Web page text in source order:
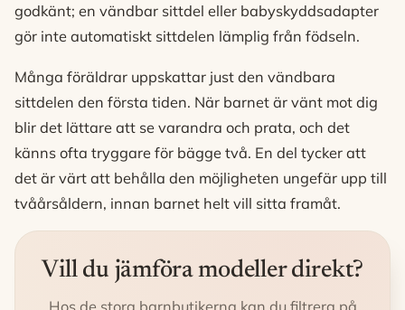
godkänt; en vändbar sittdel eller babyskyddsadapter
gör inte automatiskt sittdelen lämplig från födseln.
Många föräldrar uppskattar just den vändbara
sittdelen den första tiden. När barnet är vänt mot dig
blir det lättare att se varandra och prata, och det
känns ofta tryggare för bägge två. En del tycker att
det är värt att behålla den möjligheten ungefär upp till
tvåårsåldern, innan barnet helt vill sitta framåt.
Vill du jämföra modeller direkt?
Hos de stora barnbutikerna kan du filtrera på